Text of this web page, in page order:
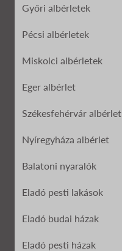
Győri albérletek
Pécsi albérletek
Miskolci albérletek
Eger albérlet
Székesfehérvár albérlet
Nyíregyháza albérlet
Balatoni nyaralók
Eladó pesti lakások
Eladó budai házak
Eladó pesti házak